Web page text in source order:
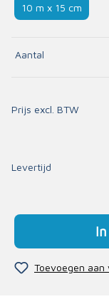
10 m x 15 cm
Aantal
Prijs excl. BTW
Levertijd
Toevoegen aan